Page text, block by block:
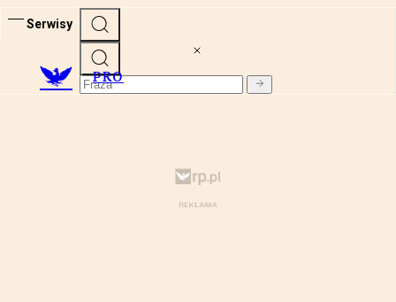
Serwisy
PRO